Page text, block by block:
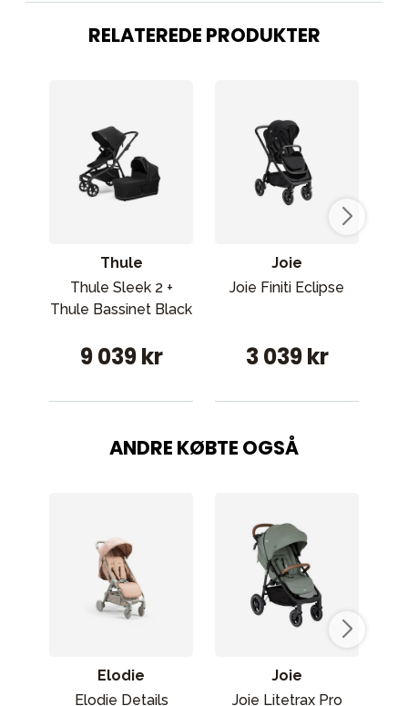
RELATEREDE PRODUKTER
Thule
Thule Sleek 2 +
Thule Bassinet Black
9 039 kr
Joie
Joie Finiti Eclipse
3 039 kr
ANDRE KØBTE OGSÅ
Elodie
Elodie Details
Joie
Joie Litetrax Pro